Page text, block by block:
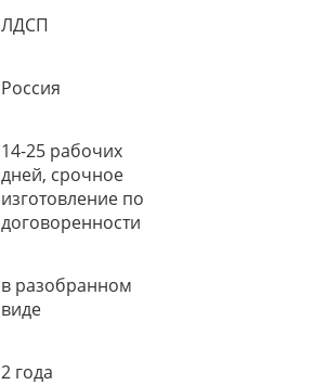
ЛДСП
Россия
14-25 рабочих
дней, срочное
изготовление по
договоренности
в разобранном
виде
2 года